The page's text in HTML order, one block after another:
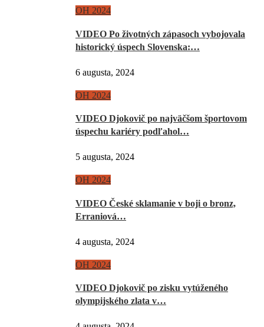
OH 2024
VIDEO Po životných zápasoch vybojovala
historický úspech Slovenska:…
6 augusta, 2024
OH 2024
VIDEO Djokovič po najväčšom športovom
úspechu kariéry podľahol…
5 augusta, 2024
OH 2024
VIDEO České sklamanie v boji o bronz,
Erraniová…
4 augusta, 2024
OH 2024
VIDEO Djokovič po zisku vytúženého
olympijského zlata v…